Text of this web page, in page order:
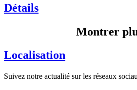
Détails
Montrer
Localisation
Suivez notre actualité sur les réseaux